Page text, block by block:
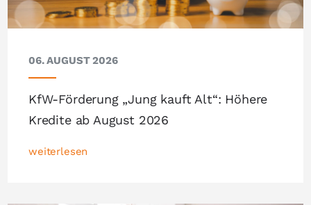
06. AUGUST 2026
KfW-Förderung „Jung kauft Alt“: Höhere
Kredite ab August 2026
weiterlesen